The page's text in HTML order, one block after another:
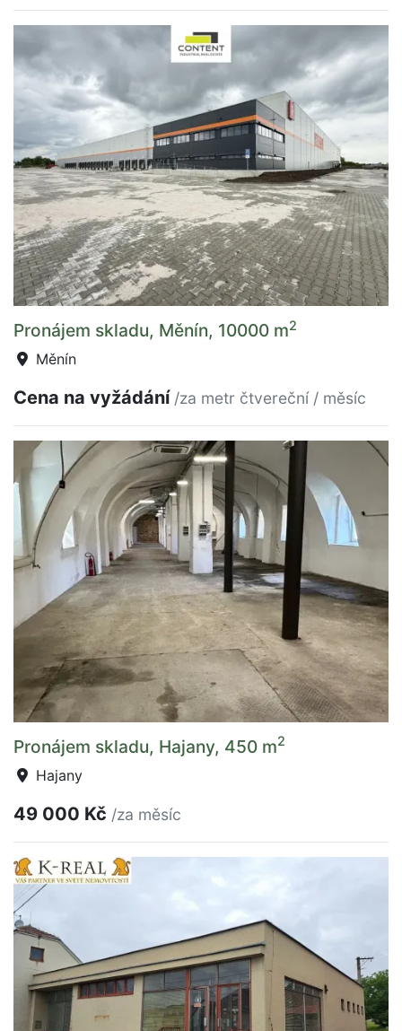
Pronájem skladu, Měnín, 10000 m2
Měnín
Cena na vyžádání /za metr čtvereční / měsíc
Pronájem skladu, Hajany, 450 m2
Hajany
49 000 Kč /za měsíc